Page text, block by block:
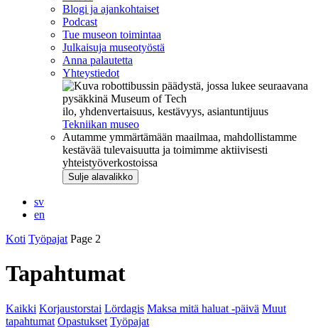
Blogi ja ajankohtaiset
Podcast
Tue museon toimintaa
Julkaisuja museotyöstä
Anna palautetta
Yhteystiedot
ilo, yhdenvertaisuus, kestävyys, asiantuntijuus
Tekniikan museo
Autamme ymmärtämään maailmaa, mahdollistamme
kestävää tulevaisuutta ja toimimme aktiivisesti
yhteistyöverkostoissa
Sulje alavalikko
sv
en
Koti Työpajat Page 2
Tapahtumat
Kaikki Korjaustorstai Lördagis Maksa mitä haluat -päivä Muut
tapahtumat Opastukset Työpajat